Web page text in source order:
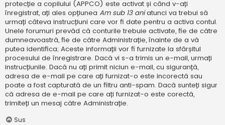
protecție a copilului (APPCO) este activat și când v-ați
înregistrat, ați ales opțiunea Am sub 13 aniatunci va trebui să
urmați câteva instrucțiuni care vor fi date pentru a activa contul.
Unele forumuri prevăd că conturile trebuie activate, fie de către
dumneavoastră, fie de către Administrație, înainte de a vă
putea identifica; Aceste informații vor fi furnizate la sfârșitul
procesului de înregistrare. Dacă vi s-a trimis un e-mail, urmați
instrucțiunile. Dacă nu ați primit niciun e-mail, cu siguranță,
adresa de e-mail pe care ați furnizat-o este incorectă sau
poate a fost capturată de un filtru anti-spam. Dacă sunteți sigur
că adresa de e-mail pe care ați furnizat-o este corectă,
trimiteți un mesaj către Administrație.
Sus